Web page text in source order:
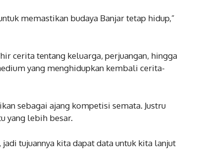
memastikan budaya Banjar tetap hidup,”
cerita tentang keluarga, perjuangan, hingga
yang menghidupkan kembali cerita-
sebagai ajang kompetisi semata. Justru
yang lebih besar.
tujuannya kita dapat data untuk kita lanjut